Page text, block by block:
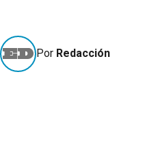
Por Redacción